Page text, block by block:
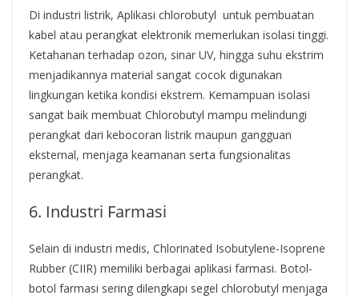
Di industri listrik, Aplikasi chlorobutyl untuk pembuatan
kabel atau perangkat elektronik memerlukan isolasi tinggi.
Ketahanan terhadap ozon, sinar UV, hingga suhu ekstrim
menjadikannya material sangat cocok digunakan
lingkungan ketika kondisi ekstrem. Kemampuan isolasi
sangat baik membuat Chlorobutyl mampu melindungi
perangkat dari kebocoran listrik maupun gangguan
eksternal, menjaga keamanan serta fungsionalitas
perangkat.
6. Industri Farmasi
Selain di industri medis, Chlorinated Isobutylene-Isoprene
Rubber (CIIR) memiliki berbagai aplikasi farmasi. Botol-
botol farmasi sering dilengkapi segel chlorobutyl menjaga